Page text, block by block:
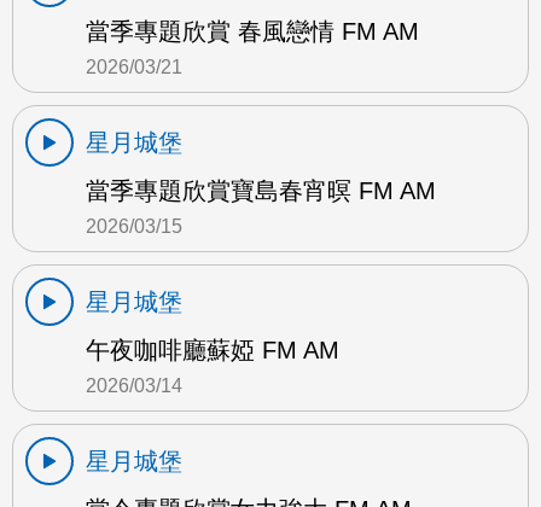
當季專題欣賞 春風戀情 FM AM
2026/03/21
星月城堡
當季專題欣賞寶島春宵暝 FM AM
2026/03/15
星月城堡
午夜咖啡廳蘇婭 FM AM
2026/03/14
星月城堡